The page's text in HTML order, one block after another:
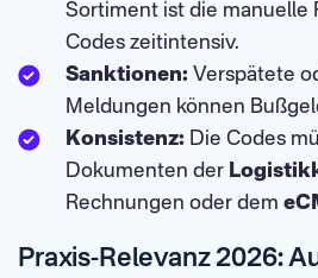
Sortiment ist die manuelle
Codes zeitintensiv.
Sanktionen: Verspätete
Meldungen können
Konsistenz: Die Codes
Dokumenten der
Rechnungen oder dem
Praxis-Relevanz 2026: